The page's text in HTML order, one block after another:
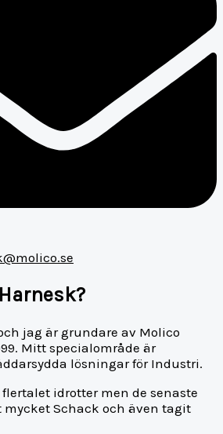
jag är grundare av Molico
Mitt specialområde är
lösningar för Industri.
idrotter men de senaste
mycket Schack och även tagit